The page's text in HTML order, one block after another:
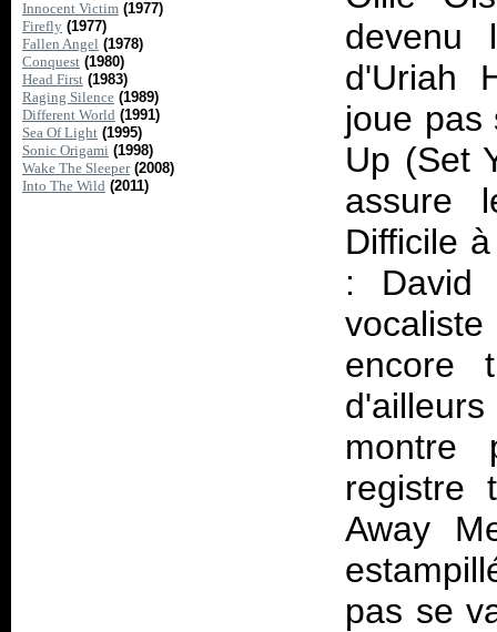
Innocent Victim (1977)
Firefly (1977)
Fallen Angel (1978)
Conquest (1980)
Head First (1983)
Raging Silence (1989)
Different World (1991)
Sea Of Light (1995)
Sonic Origami (1998)
Wake The Sleeper (2008)
Into The Wild (2011)
devenu
d'Uriah
joue pas
Up (Set
assure
Difficile
: David
encore
montre
registre
Away
pas se